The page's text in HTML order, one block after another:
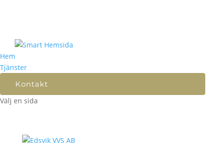
Hem
Tjänster
Kontakt
Välj en sida